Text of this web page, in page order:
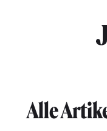
Alle